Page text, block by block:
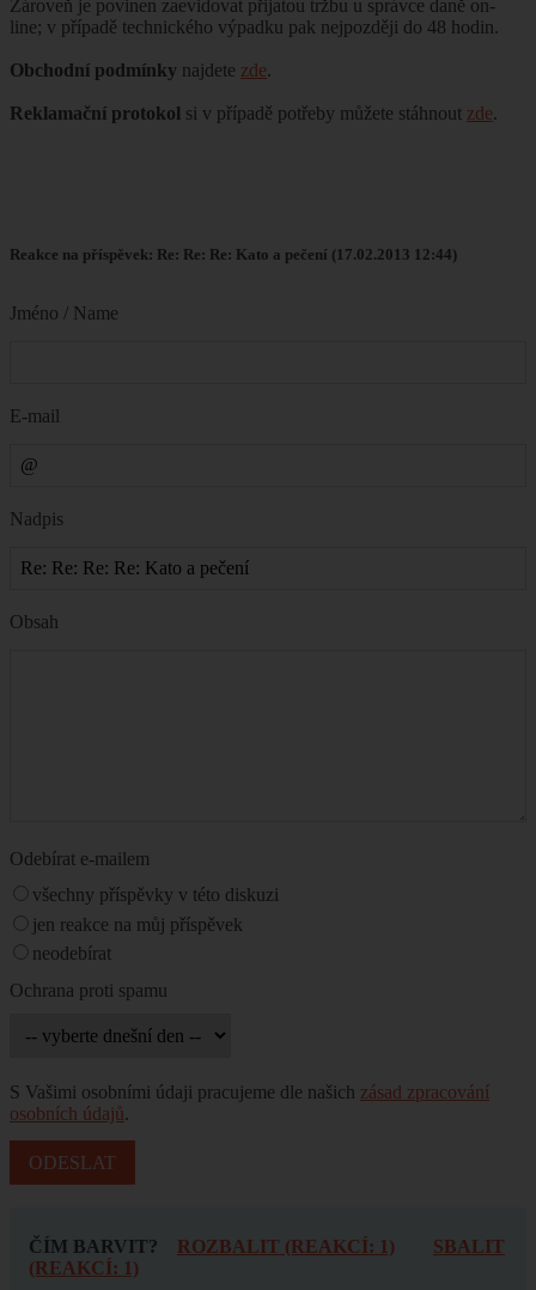
Zároveň je povinen zaevidovat přijatou tržbu u správce daně on-
line; v případě technického výpadku pak nejpozději do 48 hodin.
Obchodní podmínky najdete zde.
Reklamační protokol si v případě potřeby můžete stáhnout zde.
Reakce na příspěvek: Re: Re: Re: Kato a pečení (17.02.2013 12:44)
Jméno / Name
E-mail
Nadpis
Obsah
Odebírat e-mailem
všechny příspěvky v této diskuzi
jen reakce na můj příspěvek
neodebírat
Ochrana proti spamu
S Vašimi osobními údaji pracujeme dle našich zásad zpracování
osobních údajů.
ČÍM BARVIT? ROZBALIT (REAKCÍ: 1)
SBALIT
(REAKCÍ: 1)